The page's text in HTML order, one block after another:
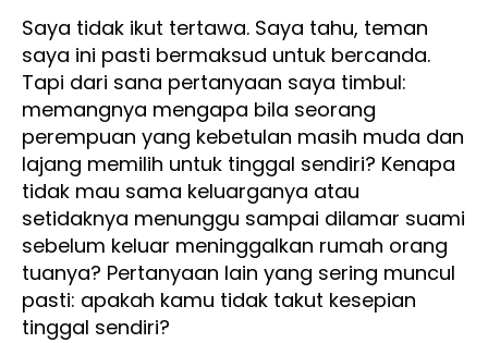
Saya tidak ikut tertawa. Saya tahu, teman
saya ini pasti bermaksud untuk bercanda.
Tapi dari sana pertanyaan saya timbul:
memangnya mengapa bila seorang
perempuan yang kebetulan masih muda dan
lajang memilih untuk tinggal sendiri? Kenapa
tidak mau sama keluarganya atau
setidaknya menunggu sampai dilamar suami
sebelum keluar meninggalkan rumah orang
tuanya? Pertanyaan lain yang sering muncul
pasti: apakah kamu tidak takut kesepian
tinggal sendiri?